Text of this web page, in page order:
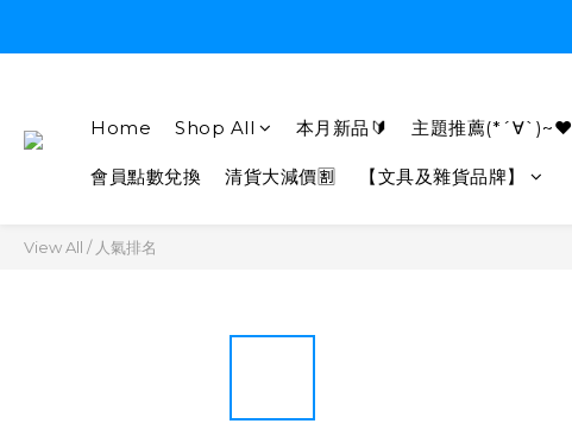
Home Shop All 本月新品🔰 主題推薦(*´∀`)~♥
會員點數兌換 清貨大減價🈹 【文具及雜貨品牌】
View All / 人氣排名